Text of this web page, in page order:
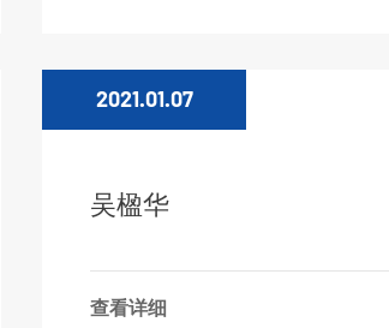
2021.01.07
吴楹华
查看详细